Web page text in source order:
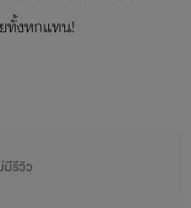
ทั้งหกแทน!
มีรีวิว